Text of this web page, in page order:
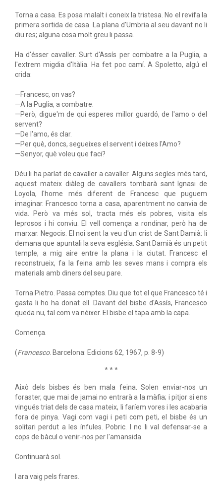
Torna a casa. Es posa malalt i coneix la tristesa. No el revifa la
primera sortida de casa. La plana d'Umbria al seu davant no li
diu res; alguna cosa molt greu li passa.
Ha d'ésser cavaller. Surt d'Assís per combatre a la Puglia, a
l'extrem migdia d'Itàlia. Ha fet poc camí. A Spoletto, algú el
crida:
—Francesc, on vas?
—A la Puglia, a combatre.
—Però, digue'm de qui esperes millor guardó, de l'amo o del
servent?
—De l'amo, és clar.
—Per què, doncs, segueixes el servent i deixes l'Amo?
—Senyor, què voleu que faci?
Déu li ha parlat de cavaller a cavaller. Alguns segles més tard,
aquest mateix diàleg de cavallers tombarà sant Ignasi de
Loyola, l'home més diferent de Francesc que puguem
imaginar. Francesco torna a casa, aparentment no canvia de
vida. Però va més sol, tracta més els pobres, visita els
leprosos i hi conviu. El vell comença a rondinar, però ha de
marxar. Negocis. El noi sent la veu d'un crist de Sant Damià: li
demana que apuntali la seva església. Sant Damià és un petit
temple, a mig aire entre la plana i la ciutat. Francesc el
reconstrueix, fa la feina amb les seves mans i compra els
materials amb diners del seu pare.
Torna Pietro. Passa comptes. Diu que tot el que Francesco té i
gasta li ho ha donat ell. Davant del bisbe d'Assís, Francesco
queda nu, tal com va néixer. El bisbe el tapa amb la capa.
Comença.
(Francesco. Barcelona: Edicions 62, 1967, p. 8-9)
* * *
Això dels bisbes és ben mala feina. Solen enviar-nos un
foraster, que mai de jamai no entrarà a la màfia; i pitjor si ens
vingués triat dels de casa mateix, li faríem vores i les acabaria
fora de pinya. Vagi com vagi i peti com peti, el bisbe és un
solitari perdut a les ínfules. Pobric. I no li val defensar-se a
cops de bàcul o venir-nos per l'amansida.
Continuarà sol.
I ara vaig pels frares.